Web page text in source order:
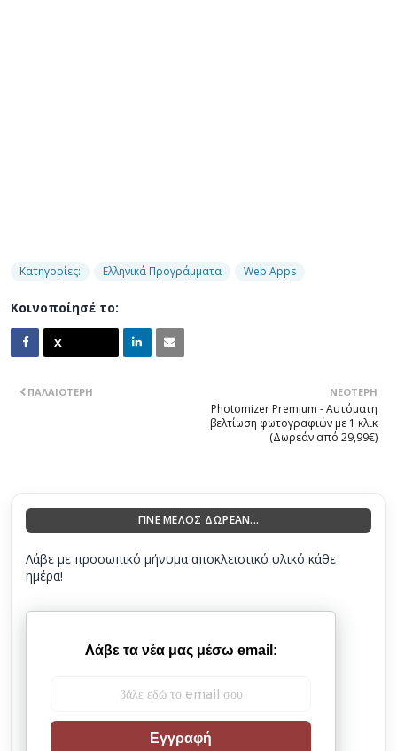
Κατηγορίες: Ελληνικά Προγράμματα Web Apps
Κοινοποίησέ το:
ΝΕΌΤΕΡΗ
Photomizer Premium - Αυτόματη
βελτίωση φωτογραφιών με 1 κλικ
(Δωρεάν από 29,99€)
ΠΑΛΑΙΌΤΕΡΗ
ΓΙΝΕ ΜΕΛΟΣ ΔΩΡΕΑΝ...
Λάβε με προσωπικό μήνυμα αποκλειστικό υλικό κάθε
ημέρα!
Λάβε τα νέα μας μέσω email:
Εγγραφή